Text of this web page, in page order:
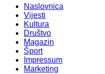
Naslovnica
Vijesti
Kultura
Društvo
Magazin
Šport
Impressum
Marketing